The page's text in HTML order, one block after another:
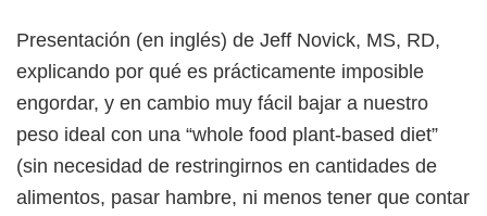
Presentación (en inglés) de Jeff Novick, MS, RD,
explicando por qué es prácticamente imposible
engordar, y en cambio muy fácil bajar a nuestro
peso ideal con una “whole food plant-based diet”
(sin necesidad de restringirnos en cantidades de
alimentos, pasar hambre, ni menos tener que contar